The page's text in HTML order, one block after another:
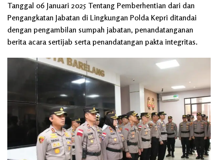
Tanggal 06 Januari 2025 Tentang Pemberhentian dari dan
Pengangkatan Jabatan di Lingkungan Polda Kepri ditandai
dengan pengambilan sumpah jabatan, penandatanganan
berita acara sertijab serta penandatangan pakta integritas.